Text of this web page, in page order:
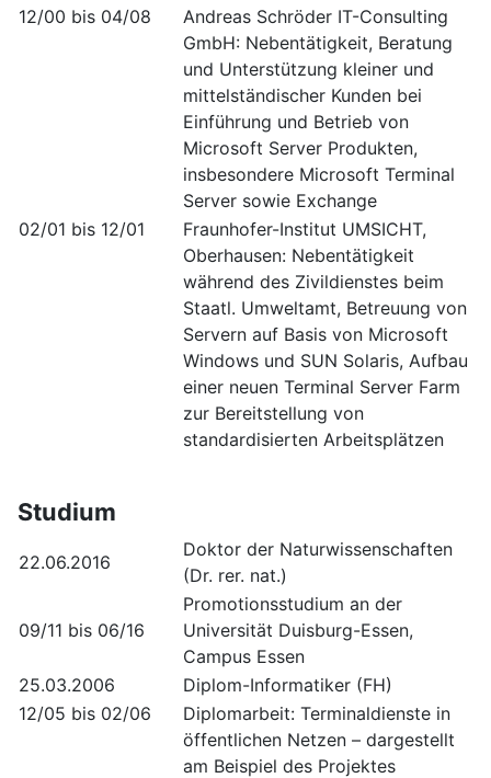
12/00 bis 04/08
Andreas Schröder IT-Consulting
GmbH: Nebentätigkeit, Beratung
und Unterstützung kleiner und
mittelständischer Kunden bei
Einführung und Betrieb von
Microsoft Server Produkten,
insbesondere Microsoft Terminal
Server sowie Exchange
02/01 bis 12/01
Fraunhofer-Institut UMSICHT,
Oberhausen: Nebentätigkeit
während des Zivildienstes beim
Staatl. Umweltamt, Betreuung von
Servern auf Basis von Microsoft
Windows und SUN Solaris, Aufbau
einer neuen Terminal Server Farm
zur Bereitstellung von
standardisierten Arbeitsplätzen
Studium
22.06.2016
Doktor der Naturwissenschaften
(Dr. rer. nat.)
09/11 bis 06/16
Promotionsstudium an der
Universität Duisburg-Essen,
Campus Essen
25.03.2006
Diplom-Informatiker (FH)
12/05 bis 02/06
Diplomarbeit: Terminaldienste in
öffentlichen Netzen – dargestellt
am Beispiel des Projektes